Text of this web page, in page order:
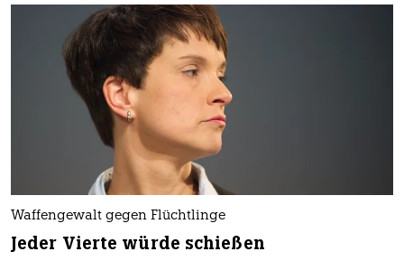
Waffengewalt gegen Flüchtlinge
Jeder Vierte würde schießen